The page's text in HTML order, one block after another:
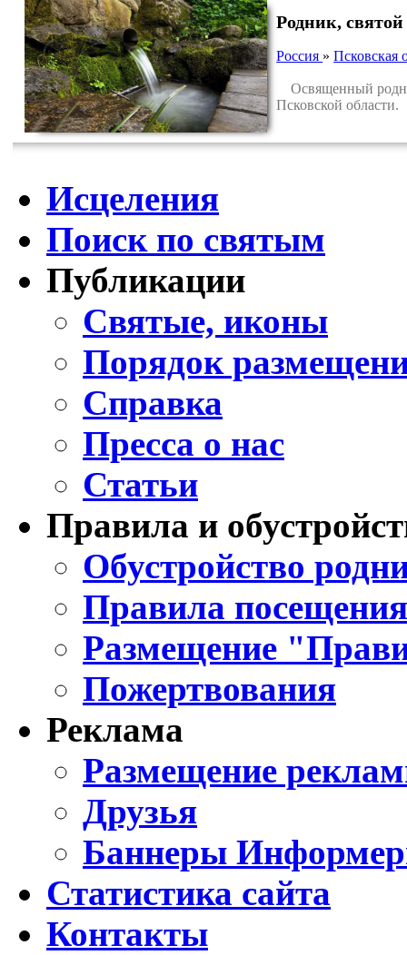
Родник,
Россия »Псковская
Освященный
Псковской области.
Исцеления
Поиск по святым
Публикации
Святые, иконы
Порядок
Справка
Пресса о нас
Статьи
Правила и
Обустройство
Правила
Размещение
Пожертвования
Реклама
Размещение
Друзья
Баннеры
Статистика сайта
Контакты